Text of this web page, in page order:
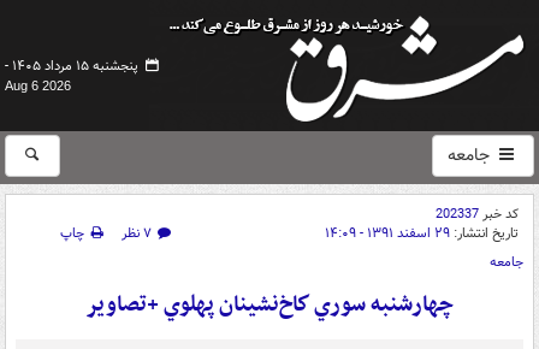
پنجشنبه ۱۵ مرداد ۱۴۰۵ -
Aug 6 2026
جامعه
کد خبر202337
تاریخ انتشار: ۲۹ اسفند ۱۳۹۱ - ۱۴:۰۹ ۷ نظر
چاپ
جامعه
چهارشنبه‌ سوري كاخ‌نشينان پهلوي +تصاوير